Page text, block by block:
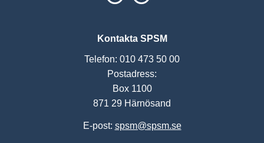
Kontakta SPSM
Telefon: 010 473 50 00
Postadress:
Box 1100
871 29 Härnösand
E-post: spsm@spsm.se